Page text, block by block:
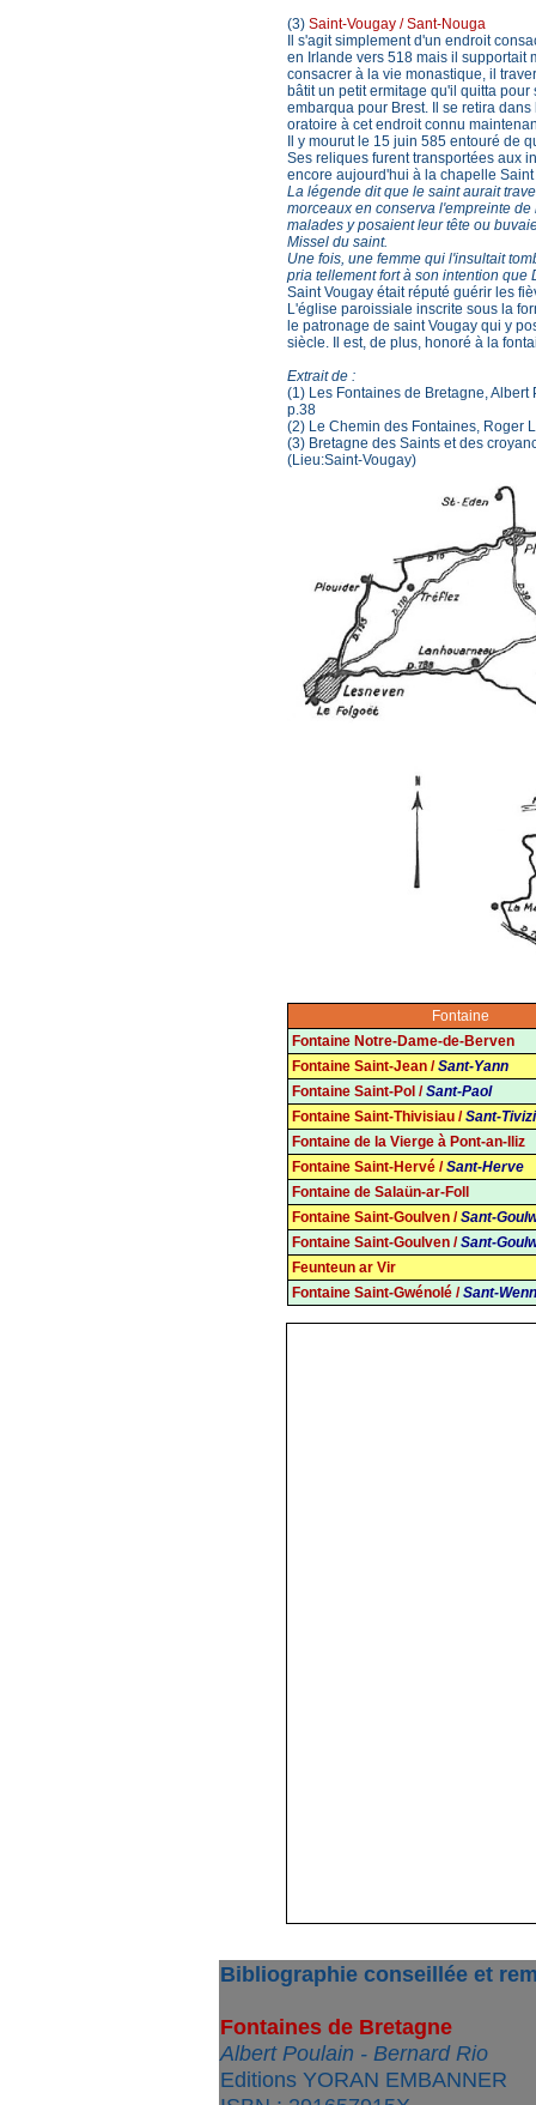
(3) Saint-Vougay / Sant-Nouga
Il s'agit simplement d'un endroit
en Irlande vers 518 mais il supportait
consacrer à la vie monastique, il
bâtit un petit ermitage qu'il quitta
embarqua pour Brest. Il se retira
oratoire à cet endroit connu
Il y mourut le 15 juin 585 entouré de
Ses reliques furent transportées aux
encore aujourd'hui à la chapelle
La légende dit que le saint aurait
morceaux en conserva l'empreinte
malades y posaient leur tête ou
Missel du saint.
Une fois, une femme qui l'insultait
pria tellement fort à son intention que
Saint Vougay était réputé guérir les
L'église paroissiale inscrite sous la
le patronage de saint Vougay qui y
siècle. Il est, de plus, honoré à la
Extrait de :
(1) Les Fontaines de Bretagne,
p.38
(2) Le Chemin des Fontaines, Roger
(3) Bretagne des Saints et des
(Lieu:Saint-Vougay)
Fontaine
Fontaine Notre-Dame-­de-Berven
Fontaine Saint-Jean /Sant-Yann
Fontaine Saint-Pol /Sant-Paol
Fontaine Saint-Thivisiau /Sant-
Fontaine de la Vierge à Pont-an-Iliz
Fontaine Saint-Hervé /Sant-Herve
Fontaine de Salaün-ar-Foll
Fontaine Saint-Goulven /Sant-
Fontaine Saint-Goulven /Sant-
Feunteun ar Vir
Fontaine Saint-Gwénolé /Sant-
Bibliographie conseillée et
Fontaines de Bretagne
Albert Poulain - Bernard Rio
Editions YORAN EMBANNER